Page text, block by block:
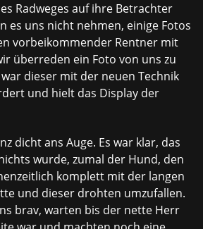
Radweges auf ihre Betrachter
es uns nicht nehmen, einige Fotos
vorbeikommender Rentner mit
überreden ein Foto von uns zu
dieser mit der neuen Technik
und hielt das Display der
dicht ans Auge. Es war klar, das
wurde, zumal der Hund, den
komplett mit der langen
und dieser drohten umzufallen.
brav, warten bis der nette Herr